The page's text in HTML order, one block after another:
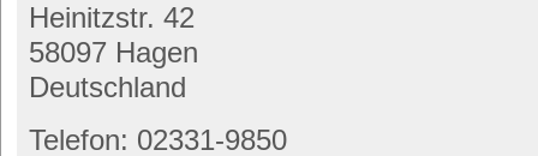
Heinitzstr. 42
58097 Hagen
Deutschland
Telefon: 02331-9850